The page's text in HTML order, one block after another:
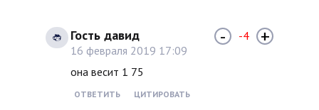
Гость давид
16 февраля 2019 17:09
она весит 1 75
ОТВЕТИТЬ ЦИТИРОВАТЬ
- -4 +